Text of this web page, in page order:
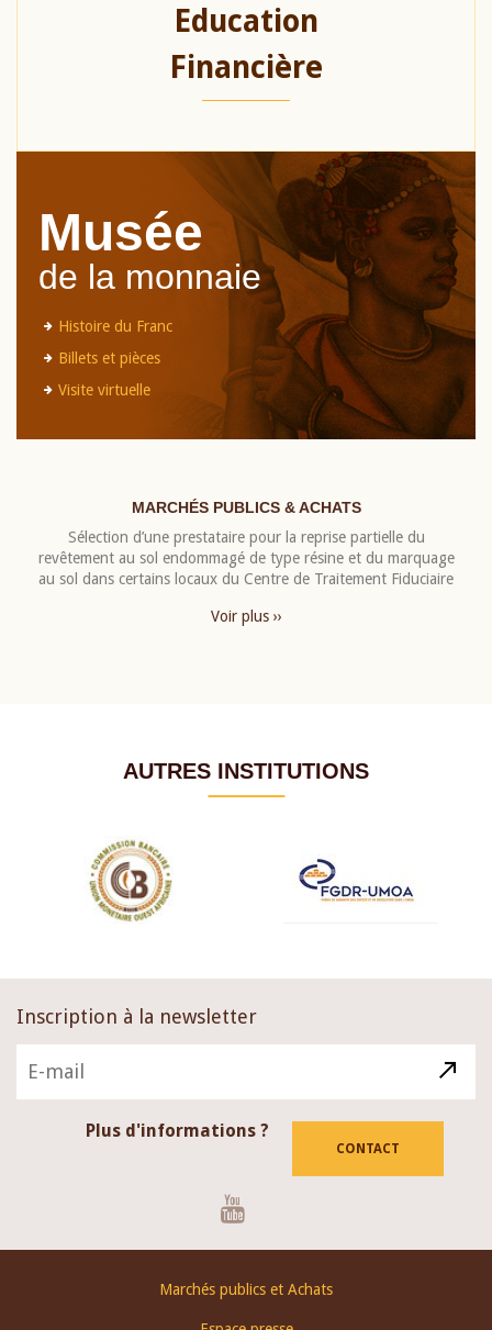
Education
Financière
Musée
de la monnaie
Histoire du Franc
Billets et pièces
Visite virtuelle
MARCHÉS PUBLICS & ACHATS
Sélection d’une prestataire pour la reprise partielle du
revêtement au sol endommagé de type résine et du marquage
au sol dans certains locaux du Centre de Traitement Fiduciaire
Voir plus ››
AUTRES INSTITUTIONS
Inscription à la newsletter
Plus d'informations ?
CONTACT
Marchés publics et Achats